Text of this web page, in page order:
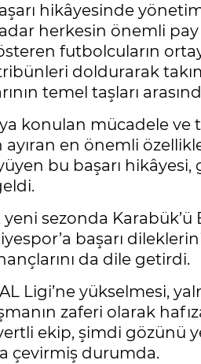
hikâyesinde
herkesin önemli pay
futbolcuların
doldurarak
temel taşları
konulan mücadele ve
ayıran en önemli
bu başarı
yeni sezonda
başarı
da dile getirdi.
Ligi’ne yükselmesi,
zaferi olarak
ekip, şimdi gözünü
çevirmiş durumda.